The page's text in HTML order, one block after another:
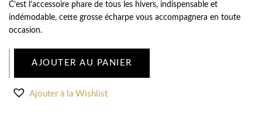
C’est l’accessoire phare de tous les hivers, indispensable et
indémodable, cette grosse écharpe vous accompagnera en toute
occasion.
AJOUTER AU PANIER
Ajouter à la Wishlist